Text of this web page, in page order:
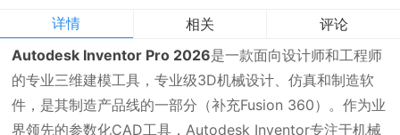
详情 相关 评论
Autodesk Inventor Pro 2026是一款面向设计师和工程师
的专业三维建模工具，专业级3D机械设计、仿真和制造软
件，是其制造产品线的一部分（补充Fusion 360）。作为业
界领先的参数化CAD工具，Autodesk Inventor专注于机械